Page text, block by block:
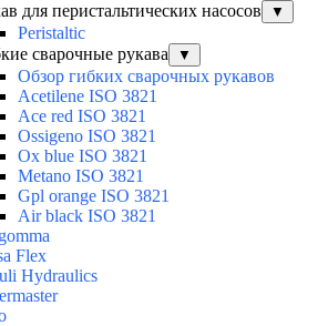
для перистальтических насосов
▼
Peristaltic
сварочные рукава
▼
Обзор гибких сварочных рукавов
Acetilene ISO 3821
Ace red ISO 3821
Ossigeno ISO 3821
Ox blue ISO 3821
Metano ISO 3821
Gpl orange ISO 3821
Air black ISO 3821
Flex
Hydraulics